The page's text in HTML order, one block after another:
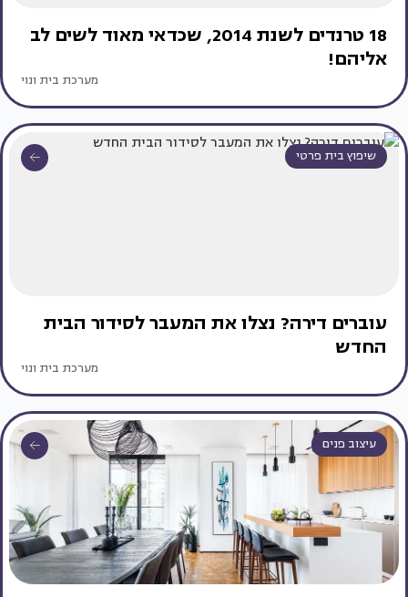
18 טרנדים לשנת 2014, שכדאי מאוד לשים לב
אליהם!
מערכת בית ונוי
שיפוץ בית פרטי
עוברים דירה? נצלו את המעבר לסידור הבית
החדש
מערכת בית ונוי
עיצוב פנים